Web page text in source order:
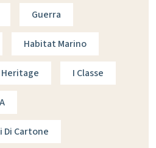
Guerra
Habitat Marino
Heritage I Classe
Di Cartone